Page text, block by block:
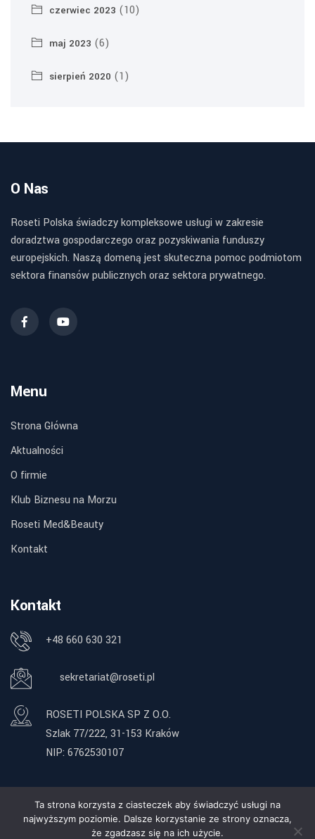
czerwiec 2023 (10)
maj 2023 (6)
sierpień 2020 (1)
O Nas
Roseti Polska świadczy kompleksowe usługi w zakresie
doradztwa gospodarczego oraz pozyskiwania funduszy
europejskich. Naszą domeną jest skuteczna pomoc podmiotom
sektora finansów publicznych oraz sektora prywatnego.
Menu
Strona Główna
Aktualności
O firmie
Klub Biznesu na Morzu
Roseti Med&Beauty
Kontakt
Kontakt
+48 660 630 321
sekretariat@roseti.pl
ROSETI POLSKA SP Z O.O.
Szlak 77/222, 31-153 Kraków
NIP: 6762530107
Copyright © 2025 ROSETI POLSKA SP Z O.O. | Powered by
Ta strona korzysta z ciasteczek aby świadczyć usługi na
najwyższym poziomie. Dalsze korzystanie ze strony oznacza,
że zgadzasz się na ich użycie.